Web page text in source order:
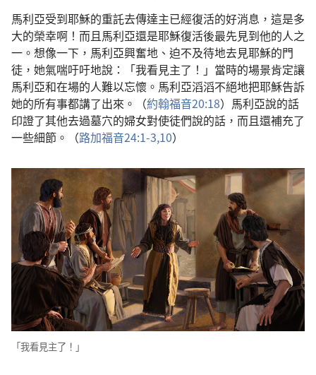
馬利亞受到耶穌的重託去傳達主已經復活的好消息，這是多
大的榮幸啊！而且馬利亞還是耶穌復活後最先見到他的人之
一。想像一下，馬利亞興奮地、迫不及待地去見耶穌的門
徒，她氣喘吁吁地說：「我看見主了！」當時的場景肯定讓
馬利亞和在場的人難以忘懷。馬利亞滔滔不絕地把耶穌告訴
她的所有事都講了出來。（約翰福音20:18）馬利亞說的話
印證了其他去過墓穴的婦女對使徒們說的話，而且還補充了
一些細節。（路加福音24:1-3,10）
「我看見主了！」